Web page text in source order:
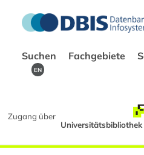
Suchen Fachgebiete
EN
Zugang über